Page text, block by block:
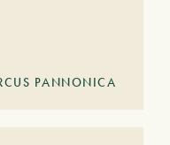
PANNONICA